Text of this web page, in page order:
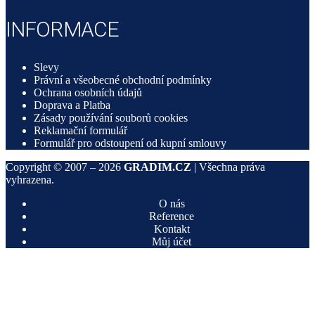
INFORMACE
Slevy
Právní a všeobecné obchodní podmínky
Ochrana osobních údajů
Doprava a Platba
Zásady používání souborů cookies
Reklamační formulář
Formulář pro odstoupení od kupní smlouvy
Copyright © 2007 – 2026 GRADIM.CZ | Všechna práva
vyhrazena.
O nás
Reference
Kontakt
Můj účet